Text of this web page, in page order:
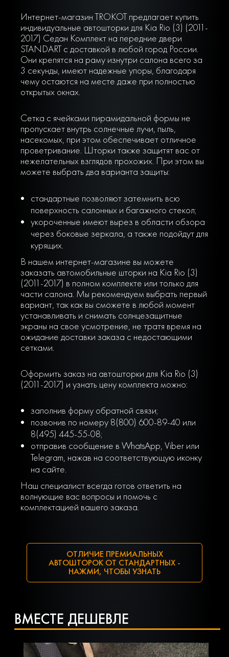
Интернет-магазин TROKOT предлагает купить
индивидуальные автошторки для Kia Rio (3) (2011-
2017) Седан Комплект на передние двери
STANDART с доставкой в любой город России.
Они крепятся на раму изнутри салона всего за
3 секунды, имеют надежные упоры, благодаря
чему остаются на месте даже при полностью
открытых окнах.
Сетка с ячейками пирамидальной формы не
пропускает внутрь солнечные лучи, пыль,
насекомых, при этом обеспечивает отличное
проветривание. Шторки также защитят вас от
нежелательных взглядов прохожих. При этом вы
можете выбрать два варианта защиты:
стандартные позволяют затемнить всю
поверхность салонных и багажного стекол;
укороченные имеют вырез в области обзора
через боковые зеркала, а также подойдут для
курящих.
В нашем интернет-магазине вы можете
заказать автомобильные шторки на Kia Rio (3)
(2011-2017) в полном комплекте или только для
части салона. Мы рекомендуем выбрать первый
вариант, так как вы сможете в любой момент
устанавливать и снимать солнцезащитные
экраны на свое усмотрение, не тратя время на
ожидание доставки заказа с недостающими
сетками.
Оформить заказ на автошторки для Kia Rio (3)
(2011-2017) и узнать цену комплекта можно:
заполнив форму обратной связи;
позвонив по номеру 8(800) 600-89-40 или
8(495) 445-55-08;
отправив сообщение в WhatsApp, Viber или
Telegram, нажав на соответствующую иконку
на сайте.
Наш специалист всегда готов ответить на
волнующие вас вопросы и помочь с
комплектацией вашего заказа.
ОТЛИЧИЕ ПРЕМИАЛЬНЫХ
АВТОШТОРОК ОТ СТАНДАРТНЫХ -
НАЖМИ, ЧТОБЫ УЗНАТЬ
ВМЕСТЕ ДЕШЕВЛЕ